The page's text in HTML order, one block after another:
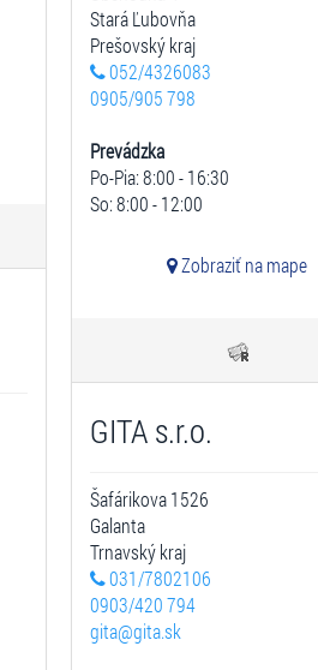
Stará Ľubovňa
Prešovský kraj
052/4326083
0905/905 798
Prevádzka
Po-Pia: 8:00 - 16:30
So: 8:00 - 12:00
Zobraziť na mape
GITA s.r.o.
Šafárikova 1526
Galanta
Trnavský kraj
031/7802106
0903/420 794
gita@gita.sk